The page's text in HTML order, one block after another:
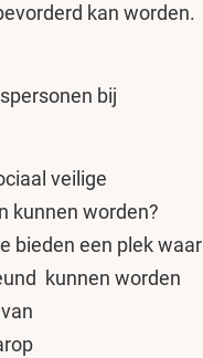
kan worden.
bij
veilige
kunnen worden?
bieden een plek waar
kunnen worden